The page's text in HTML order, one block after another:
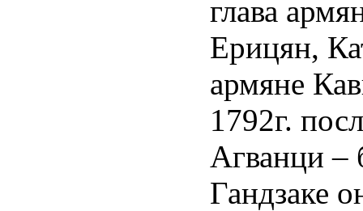
глава
Ерицян,
армяне
1792г.
Агванци –
Гандзаке